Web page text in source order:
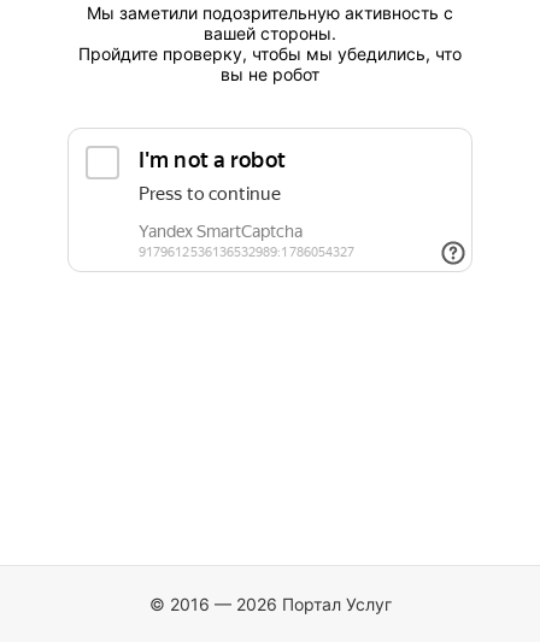
Мы заметили подозрительную активность с
вашей стороны.
Пройдите проверку, чтобы мы убедились, что
вы не робот
© 2016 — 2026 Портал Услуг